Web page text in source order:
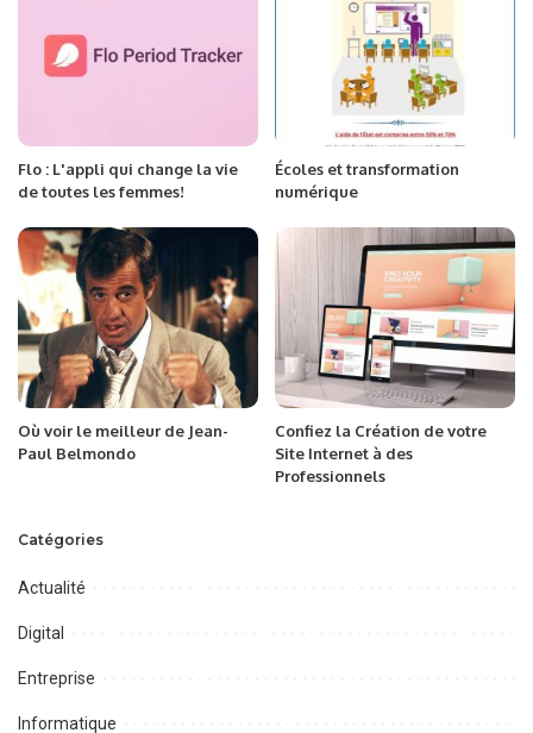
Flo : L'appli qui change la vie
de toutes les femmes!
Écoles et transformation
numérique
Où voir le meilleur de Jean-
Paul Belmondo
Confiez la Création de votre
Site Internet à des
Professionnels
Catégories
Actualité
Digital
Entreprise
Informatique